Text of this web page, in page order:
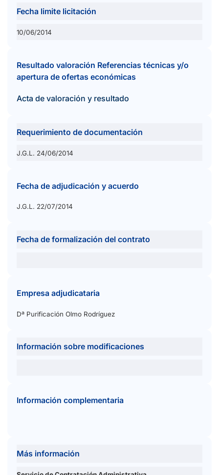
Fecha limite licitación
10/06/2014
Resultado valoración Referencias técnicas y/o
apertura de ofertas económicas
Acta de valoración y resultado
Requerimiento de documentación
J.G.L. 24/06/2014
Fecha de adjudicación y acuerdo
J.G.L. 22/07/2014
Fecha de formalización del contrato
Empresa adjudicataria
Dª Purificación Olmo Rodríguez
Información sobre modificaciones
Información complementaria
Más información